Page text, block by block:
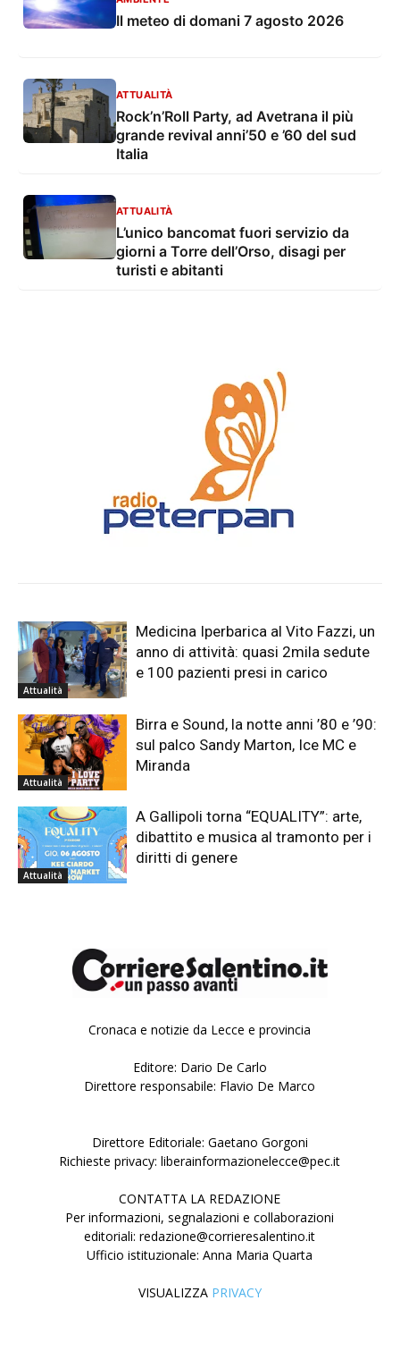
Il meteo di domani 7 agosto 2026
ATTUALITÀ
Rock’n’Roll Party, ad Avetrana il più
grande revival anni’50 e ’60 del sud
Italia
ATTUALITÀ
L’unico bancomat fuori servizio da
giorni a Torre dell’Orso, disagi per
turisti e abitanti
Attualità
Medicina Iperbarica al Vito Fazzi, un
anno di attività: quasi 2mila sedute
e 100 pazienti presi in carico
Attualità
Birra e Sound, la notte anni ’80 e ’90:
sul palco Sandy Marton, Ice MC e
Miranda
Attualità
A Gallipoli torna “EQUALITY”: arte,
dibattito e musica al tramonto per i
diritti di genere
Cronaca e notizie da Lecce e provincia
Editore: Dario De Carlo
Direttore responsabile: Flavio De Marco
Direttore Editoriale: Gaetano Gorgoni
Richieste privacy: liberainformazionelecce@pec.it
CONTATTA LA REDAZIONE
Per informazioni, segnalazioni e collaborazioni
editoriali: redazione@corrieresalentino.it
Ufficio istituzionale: Anna Maria Quarta
VISUALIZZA PRIVACY